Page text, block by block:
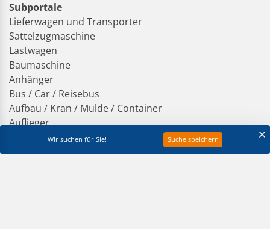
Wir suchen für Sie! Suche speichern
Subportale
Lieferwagen und Transporter
Sattelzugmaschine
Lastwagen
Baumaschine
Anhänger
Bus / Car / Reisebus
Aufbau / Kran / Mulde / Container
Auflieger
Wohnwagen / Wohnmobil
Gabelstapler / Arbeitsbühnen